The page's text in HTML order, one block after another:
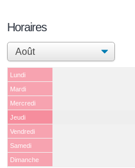
Horaires
Lundi
Mardi
Mercredi
Jeudi
Vendredi
Samedi
Dimanche